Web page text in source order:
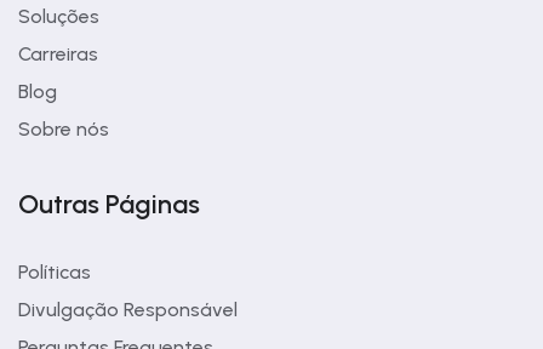
Soluções
Carreiras
Blog
Sobre nós
Outras Páginas
Políticas
Divulgação Responsável